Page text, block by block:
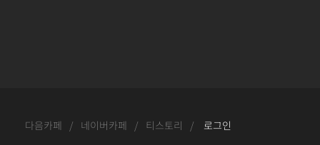
다음카페 / 네이버카페 / 티스토리 / 로그인